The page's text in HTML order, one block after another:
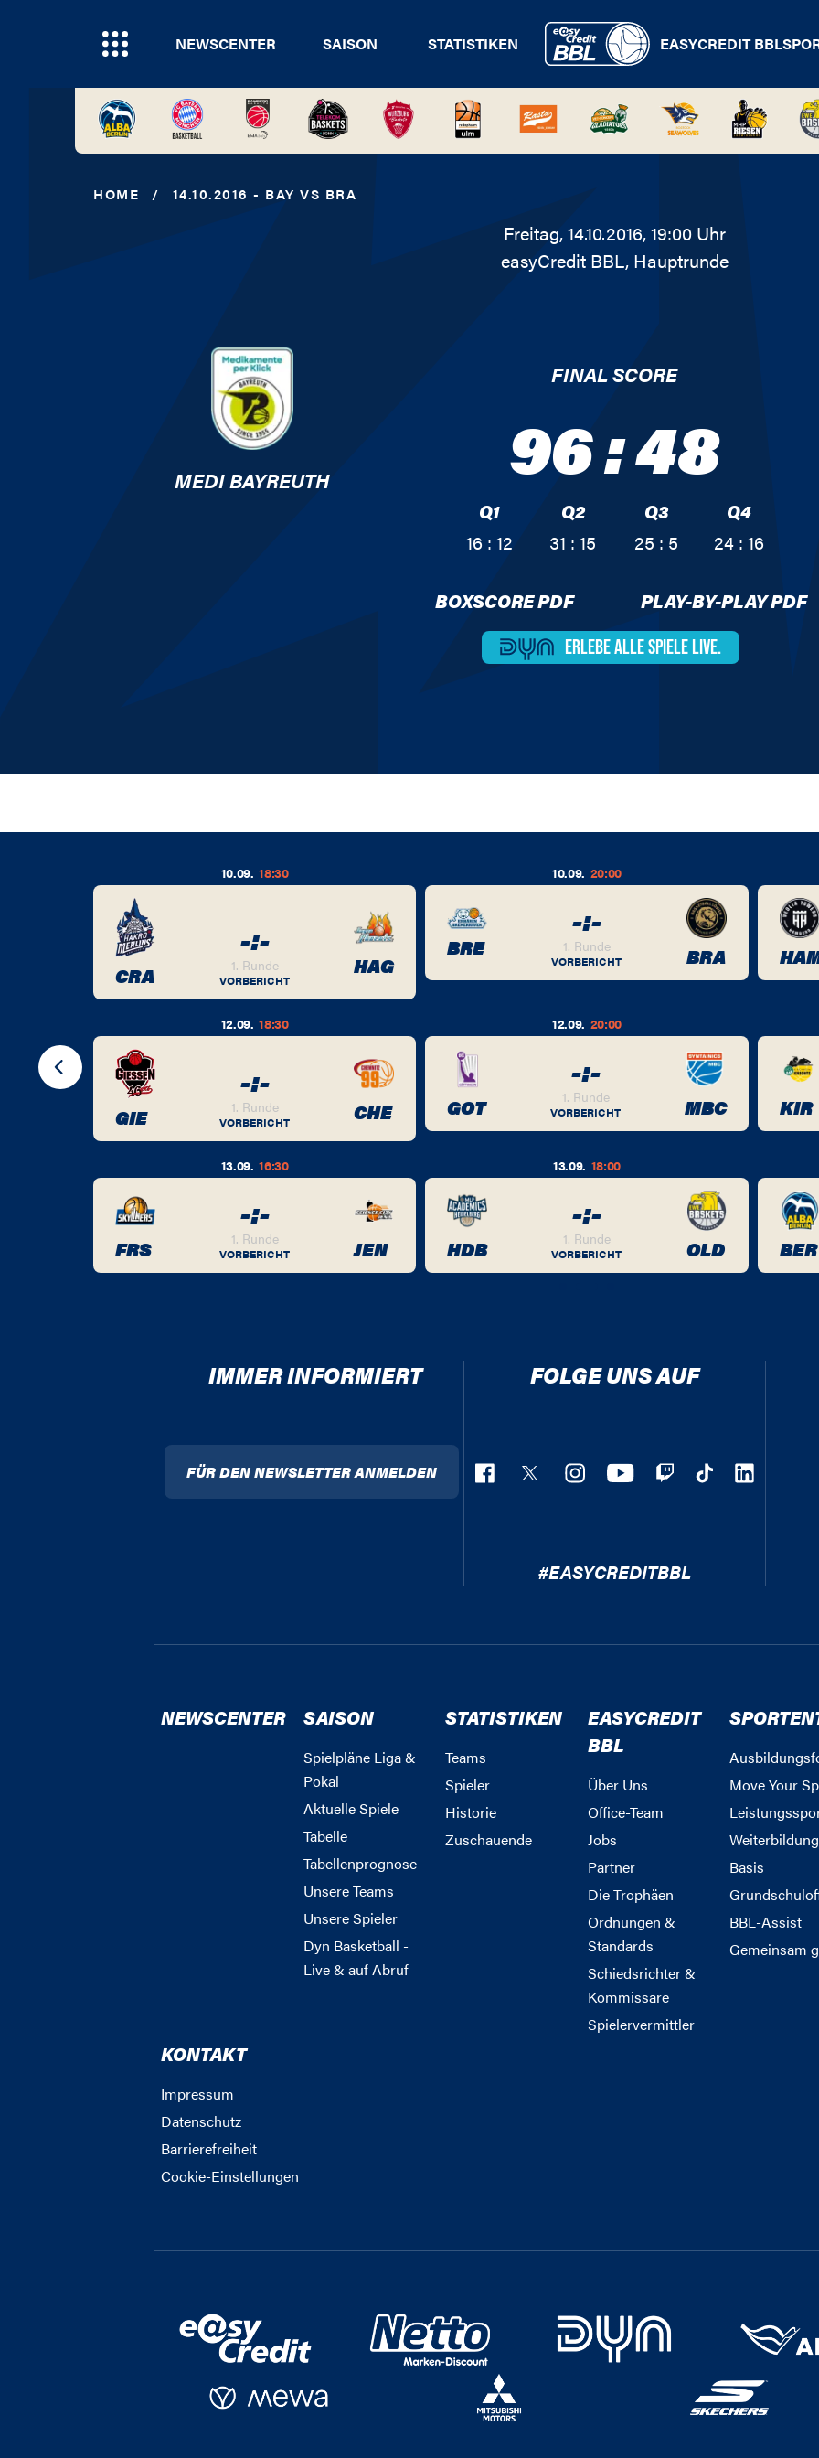
NEWSCENTER SAISON STATISTIKEN EASYCREDIT BBL
HOME / 14.10.2016 - BAY VS BRA
Freitag, 14.10.2016, 19:00 Uhr
easyCredit BBL, Hauptrunde
MEDI BAYREUTH
FINAL SCORE
96:48
Q1
16 : 12
Q2
31 : 15
Q3
25 : 5
Q4
24 : 16
BOXSCORE PDF PLAY-BY-PLAY PDF
ERLEBE ALLESPIELE LIVE.
BER
10.09. 18:30
CRA
-:-
1. Runde
VORBERICHT
HAG
10.09. 20:00
BRE
-:-
1. Runde
VORBERICHT BRA
12.09. 18:30
GIE
-:-
1. Runde
VORBERICHT CHE
12.09. 20:00
GOT
-:-
1. Runde
VORBERICHT MBC KIR
13.09. 16:30
FRS
-:-
1. Runde
VORBERICHT JEN
13.09. 18:00
HDB
-:-
1. Runde
VORBERICHT OLD BER
IMMER INFORMIERT
FÜR DEN NEWSLETTER ANMELDEN
FOLGE UNS AUF
#EASYCREDITBBL
NEWSCENTER SAISON
Spielpläne Liga &
Pokal
Aktuelle Spiele
Tabelle
Tabellenprognose
Unsere Teams
Unsere Spieler
Dyn Basketball -
Live & auf Abruf
STATISTIKEN
Teams
Spieler
Historie
Zuschauende
EASYCREDIT
BBL
Über Uns
Office-Team
Jobs
Partner
Die Trophäen
Ordnungen &
Standards
Schiedsrichter &
Kommissare
Spielervermittler
Move Your
Weiterbildung
Basis
BBL-Assist
Gemeinsam
KONTAKT
Impressum
Datenschutz
Barrierefreiheit
Cookie-Einstellungen